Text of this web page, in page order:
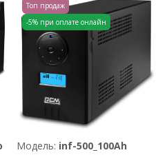
Топ продаж
-5% при оплате онлайн
Модель: inf-500_100Ah